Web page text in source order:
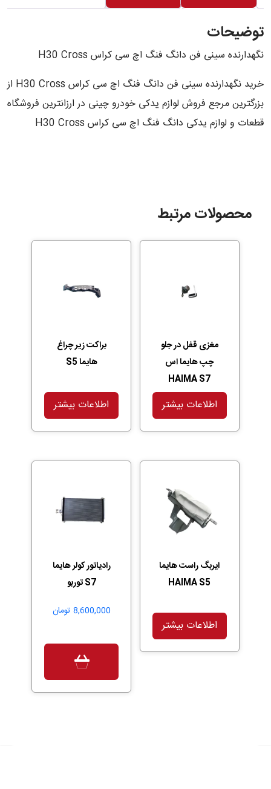
توضیحات
نگهدارنده سینی فن دانگ فنگ اچ سی کراس H30 Cross
خرید نگهدارنده سینی فن دانگ فنگ اچ سی کراس H30 Cross از
بزرگترین مرجع فروش لوازم یدکی خودرو چینی در ارزانترین فروشگاه
قطعات و لوازم یدکی دانگ فنگ اچ سی کراس H30 Cross
محصولات مرتبط
مغزی قفل در جلو
چپ هایما اس
HAIMA S7
اطلاعات بیشتر
براکت زیر چراغ
هایما S5
اطلاعات بیشتر
ایربگ راست هایما
HAIMA S5
اطلاعات بیشتر
رادیاتور کولر هایما
S7 توربو
8,600,000 تومان